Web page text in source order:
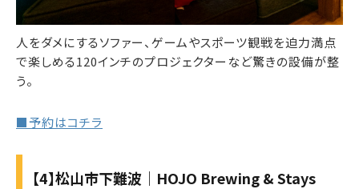
人をダメにするソファー、ゲームやスポーツ観戦を迫力満点
で楽しめる120インチのプロジェクターなど驚きの設備が整
う。
■予約はコチラ
【4】松山市下難波｜HOJO Brewing & Stays